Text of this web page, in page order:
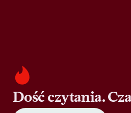
Dość czytania.